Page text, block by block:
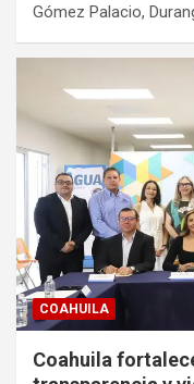
Gómez Palacio,
COAHUILA
Coahuila